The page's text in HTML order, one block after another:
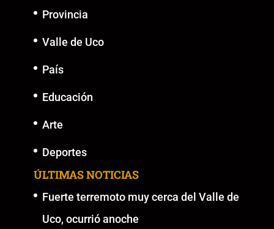
Provincia
Valle de Uco
País
Educación
Arte
Deportes
ÚLTIMAS NOTICIAS
Fuerte terremoto muy cerca del Valle de
Uco, ocurrió anoche